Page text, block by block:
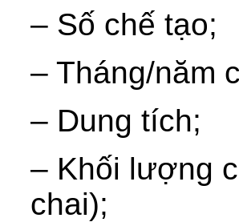
– Số chế tạo;
– Tháng/năm
– Dung tích;
– Khối lượng
chai);